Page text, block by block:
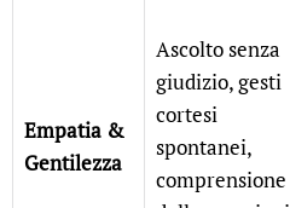
Empatia &
Gentilezza
Ascolto senza
giudizio, gesti
cortesi
spontanei,
comprensione